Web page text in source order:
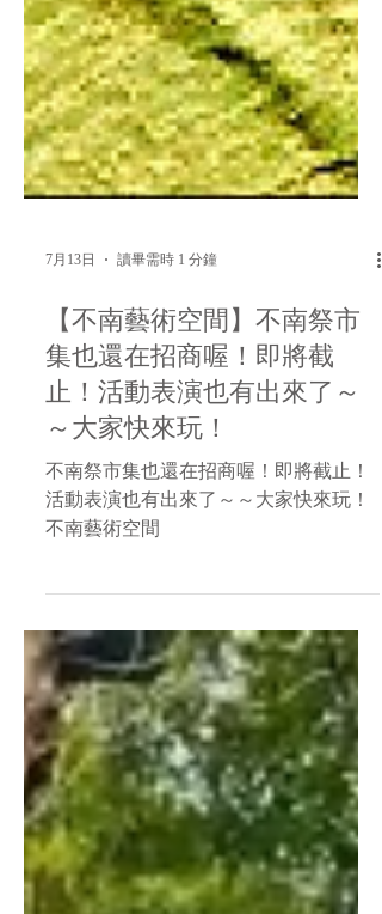
7月13日 讀畢需時 1 分鐘
【不南藝術空間】不南祭市
集也還在招商喔！即將截
止！活動表演也有出來了～
～大家快來玩！
不南祭市集也還在招商喔！即將截止！
不南藝術空間